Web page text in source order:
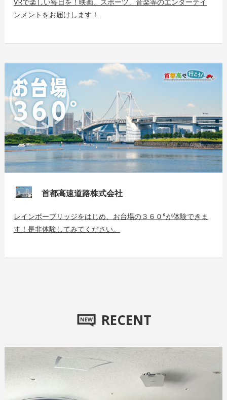
ンメントをお届けします！
首都高速道路株式会社
レインボーブリッジをはじめ、お台場の３６０°が体験できま
す！是非体験してみてください。
RECENT